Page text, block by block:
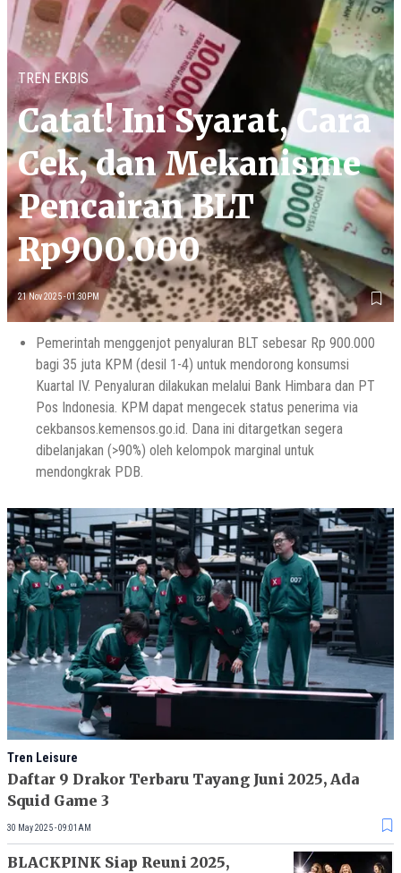
TREN EKBIS
Catat! Ini Syarat, Cara
Cek, dan Mekanisme
Pencairan BLT
Rp900.000
21 Nov 2025 - 01:30PM
Pemerintah menggenjot penyaluran BLT sebesar Rp 900.000
bagi 35 juta KPM (desil 1-4) untuk mendorong konsumsi
Kuartal IV. Penyaluran dilakukan melalui Bank Himbara dan PT
Pos Indonesia. KPM dapat mengecek status penerima via
cekbansos.kemensos.go.id. Dana ini ditargetkan segera
dibelanjakan (>90%) oleh kelompok marginal untuk
mendongkrak PDB.
Tren Leisure
Daftar 9 Drakor Terbaru Tayang Juni 2025, Ada
Squid Game 3
30 May 2025 - 09:01AM
BLACKPINK Siap Reuni 2025,